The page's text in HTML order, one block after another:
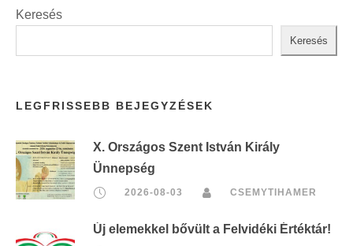
Keresés
Keresés
LEGFRISSEBB BEJEGYZÉSEK
X. Országos Szent István Király
Ünnepség
2026-08-03 CSEMYTIHAMER
Új elemekkel bővült a Felvidéki Értéktár!